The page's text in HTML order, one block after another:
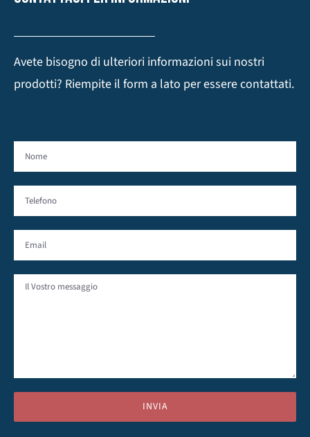
Avete bisogno di ulteriori informazioni sui nostri
prodotti? Riempite il form a lato per essere contattati.